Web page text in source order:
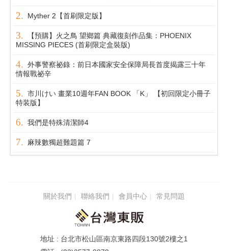
Myther 2【首刷限定版】
【預購】火之鳥 望鄉篇 典藏復刻作品集：PHOENIX
MISSING PIECES (首刷限定盒裝版)
外事警察祕錄：前日本國家安全保障局長首度揭露三十年
情報戰祕辛
市川けい 畫業10週年FAN BOOK 「K」 【初回限定小冊子
特装版】
我們是特殊清潔師4
麻辣數獨超難題篇 7
關於我們 聯絡我們 會員中心 常見問題
台北市松山區南京東路四段130號2樓之1